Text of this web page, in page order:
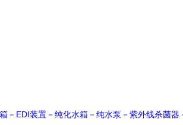
－ EDI装置－纯化水箱－纯水泵－紫外线杀菌器